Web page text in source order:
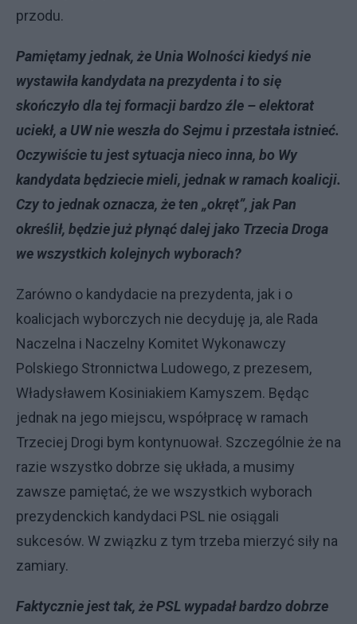
przodu.
Pamiętamy jednak, że Unia Wolności kiedyś nie
wystawiła kandydata na prezydenta i to się
skończyło dla tej formacji bardzo źle – elektorat
uciekł, a UW nie weszła do Sejmu i przestała istnieć.
Oczywiście tu jest sytuacja nieco inna, bo Wy
kandydata będziecie mieli, jednak w ramach koalicji.
Czy to jednak oznacza, że ten „okręt”, jak Pan
określił, będzie już płynąć dalej jako Trzecia Droga
we wszystkich kolejnych wyborach?
Zarówno o kandydacie na prezydenta, jak i o
koalicjach wyborczych nie decyduję ja, ale Rada
Naczelna i Naczelny Komitet Wykonawczy
Polskiego Stronnictwa Ludowego, z prezesem,
Władysławem Kosiniakiem Kamyszem. Będąc
jednak na jego miejscu, współpracę w ramach
Trzeciej Drogi bym kontynuował. Szczególnie że na
razie wszystko dobrze się układa, a musimy
zawsze pamiętać, że we wszystkich wyborach
prezydenckich kandydaci PSL nie osiągali
sukcesów. W związku z tym trzeba mierzyć siły na
zamiary.
Faktycznie jest tak, że PSL wypadał bardzo dobrze